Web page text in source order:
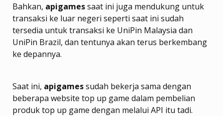
Bahkan, apigamessaat ini juga mendukung untuk
transaksi ke luar negeri seperti saat ini sudah
tersedia untuk transaksi ke UniPin Malaysia dan
UniPin Brazil, dan tentunya akan terus berkembang
ke depannya.
Saat ini, apigamessudah bekerja sama dengan
beberapa website top up game dalam pembelian
produk top up game dengan melalui API itu tadi.